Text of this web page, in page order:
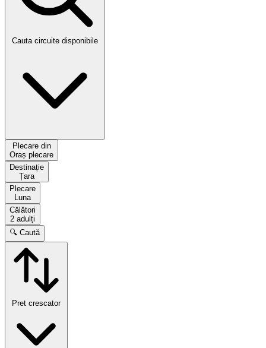
Cauta circuite disponibile
Plecare din
Oraș plecare
Destinație
Țara
Plecare
Luna
Călători
2 adulți
🔍 Caută
Pret crescator